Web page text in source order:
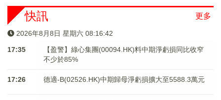
更多
快訊
2026年8月8日 星期六 08:16:43
17:35
【盈警】綠心集團(00094.HK)料中期淨虧損同比收窄
不少於85%
17:26 德適-B(02526.HK)中期歸母淨虧損擴大至5588.3萬元